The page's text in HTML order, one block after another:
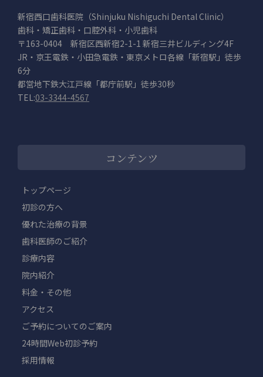
新宿西口歯科医院（Shinjuku Nishiguchi Dental Clinic）
歯科・矯正歯科・口腔外科・小児歯科
〒163-0404 新宿区西新宿2-1-1 新宿三井ビルディング4F
JR・京王電鉄・小田急電鉄・東京メトロ各線「新宿駅」徒歩
6分
都営地下鉄大江戸線「都庁前駅」徒歩30秒
TEL:03-3344-4567
コンテンツ
トップページ
初診の方へ
優れた治療の背景
歯科医師のご紹介
診療内容
院内紹介
料金・その他
アクセス
ご予約についてのご案内
24時間Web初診予約
採用情報